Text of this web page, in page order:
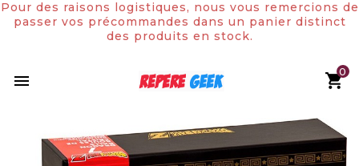

Pour des raisons logistiques, nous vous remercions de
passer vos précommandes dans un panier distinct
des produits en stock.
0